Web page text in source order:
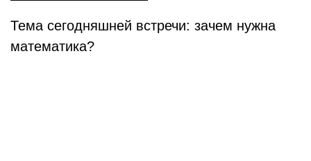
Тема сегодняшней встречи: зачем нужна
математика?